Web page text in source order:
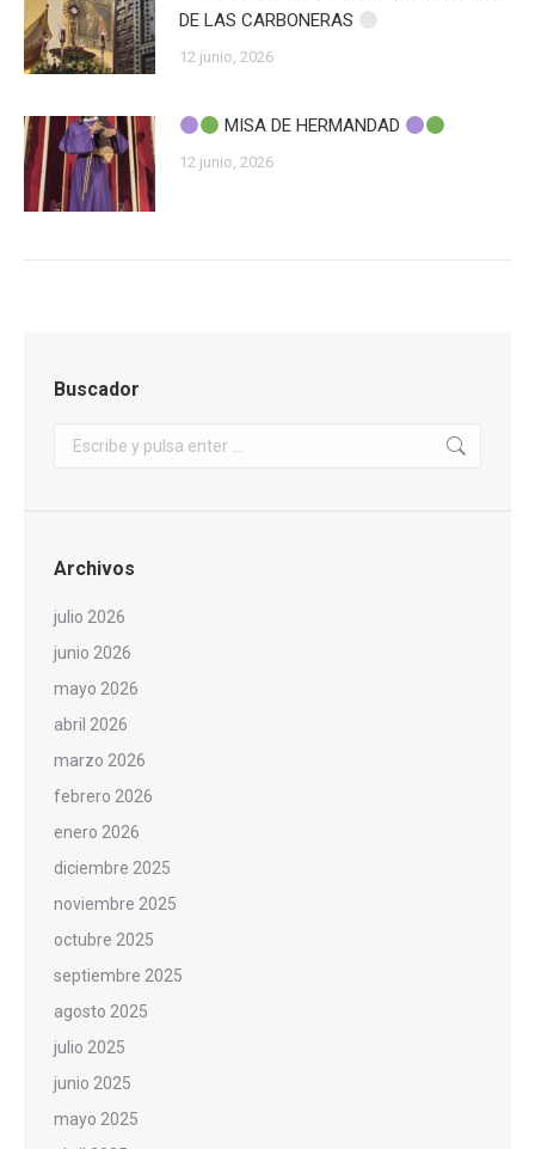
DE LAS CARBONERAS
12 junio, 2026
MISA DE HERMANDAD
12 junio, 2026
Buscador
Buscar:
Archivos
julio 2026
junio 2026
mayo 2026
abril 2026
marzo 2026
febrero 2026
enero 2026
diciembre 2025
noviembre 2025
octubre 2025
septiembre 2025
agosto 2025
julio 2025
junio 2025
mayo 2025